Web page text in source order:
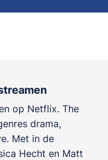
op Netflix. The
drama,
. Met in de
Hecht en Matt